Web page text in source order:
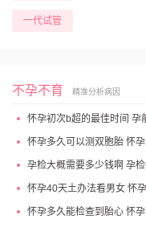
一代试管
不孕不育 精准分析病因
怀孕初次b超的最佳时间 孕
怀孕多久可以测双胞胎 怀
孕检大概需要多少钱啊 孕
怀孕40天土办法看男女 怀
怀孕多久能检查到胎心 怀